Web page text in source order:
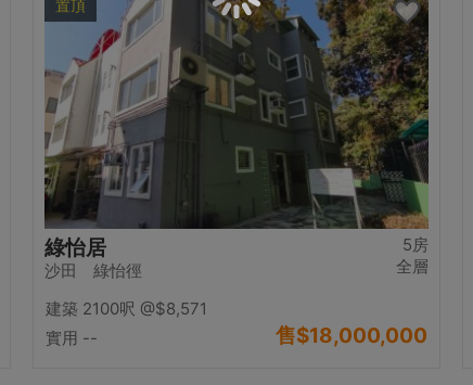
置頂
5房
全層
綠怡居
沙田 綠怡徑
建築 2100呎 @$8,571
實用 --
售$18,000,000